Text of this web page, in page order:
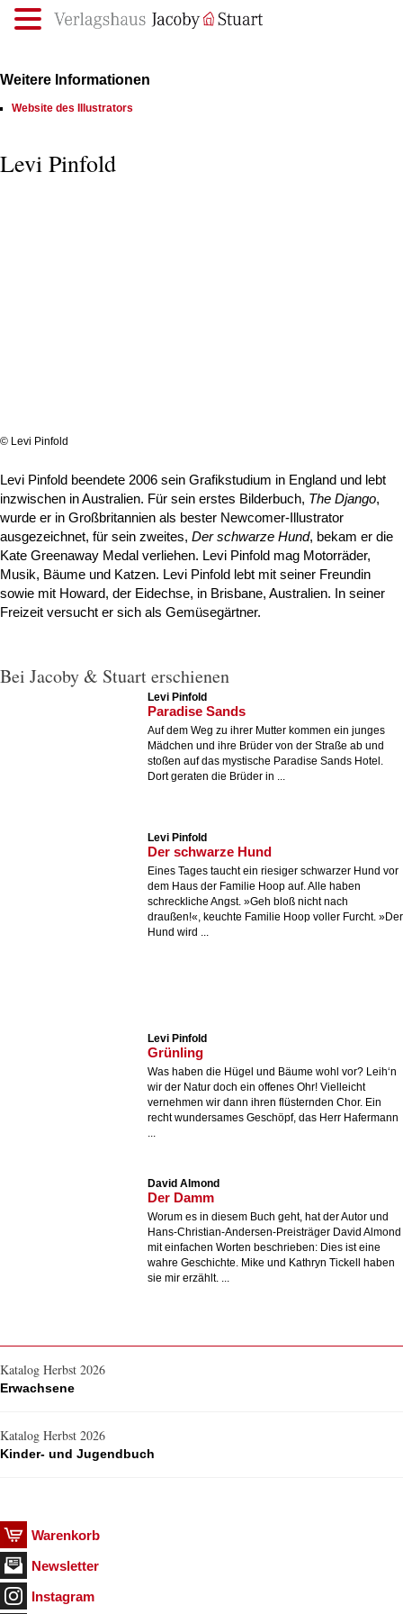
Levi Pinfold
© Levi Pinfold
Levi Pinfold beendete 2006 sein Grafikstudium in England und lebt
inzwischen in Australien. Für sein erstes Bilderbuch, The Django,
wurde er in Großbritannien als bester Newcomer-Illustrator
ausgezeichnet, für sein zweites, Der schwarze Hund, bekam er die
Kate Greenaway Medal verliehen. Levi Pinfold mag Motorräder,
Musik, Bäume und Katzen. Levi Pinfold lebt mit seiner Freundin
sowie mit Howard, der Eidechse, in Brisbane, Australien. In seiner
Freizeit versucht er sich als Gemüsegärtner.
Bei Jacoby & Stuart erschienen
Levi Pinfold
Paradise Sands
Auf dem Weg zu ihrer Mutter kommen ein junges
Mädchen und ihre Brüder von der Straße ab und
stoßen auf das mystische Paradise Sands Hotel.
Dort geraten die Brüder in ...
Levi Pinfold
Der schwarze Hund
Eines Tages taucht ein riesiger schwarzer Hund vor
dem Haus der Familie Hoop auf. Alle haben
schreckliche Angst. »Geh bloß nicht nach
draußen!«, keuchte Familie Hoop voller Furcht. »Der
Hund wird ...
Levi Pinfold
Grünling
Was haben die Hügel und Bäume wohl vor? Leih‘n
wir der Natur doch ein offenes Ohr! Vielleicht
vernehmen wir dann ihren flüsternden Chor. Ein
recht wundersames Geschöpf, das Herr Hafermann
...
David Almond
Der Damm
Worum es in diesem Buch geht, hat der Autor und
Hans-Christian-Andersen-Preisträger David Almond
mit einfachen Worten beschrieben: Dies ist eine
wahre Geschichte. Mike und Kathryn Tickell haben
sie mir erzählt. ...
Weitere Informationen
Website des Illustrators
Katalog Herbst 2026
Erwachsene
Katalog Herbst 2026
Kinder- und Jugendbuch
Warenkorb
Newsletter
Instagram